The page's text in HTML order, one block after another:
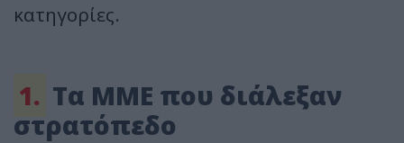
κατηγορίες.
1. Τα ΜΜΕ που διάλεξαν
στρατόπεδο